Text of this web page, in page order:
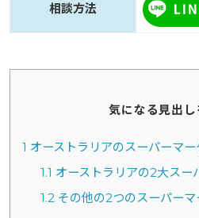
相談方法
気になる見出
1 オーストラリアのスーパーマー
1.1 オーストラリアの2大スー
1.2その他の2つのスーパーマ